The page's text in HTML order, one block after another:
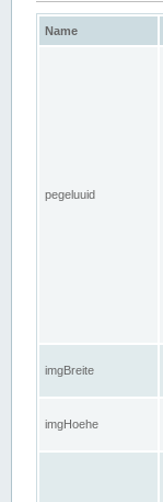
Name
pegeluuid
imgBreite
imgHoehe